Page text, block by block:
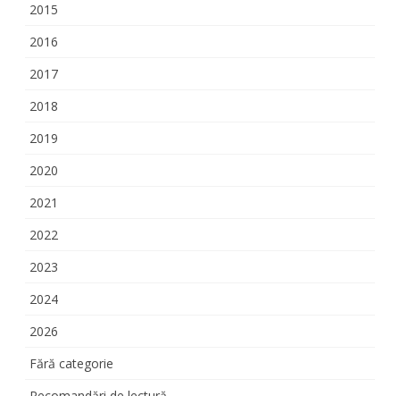
2015
2016
2017
2018
2019
2020
2021
2022
2023
2024
2026
Fără categorie